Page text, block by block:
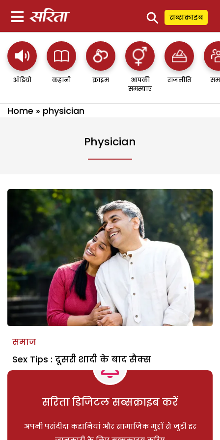
⚲ सब्सक्राइब
ऑडियो कहानी क्राइम
आपकी
समस्याएं
राजनीति
Home » physician
Physician
समाज
Sex Tips : दूसरी शादी के बाद सैक्स
सरिता डिजिटल सब्सक्राइब करें
अपनी पसंदीदा कहानियां और सामाजिक मुद्दों से जुड़ी हर